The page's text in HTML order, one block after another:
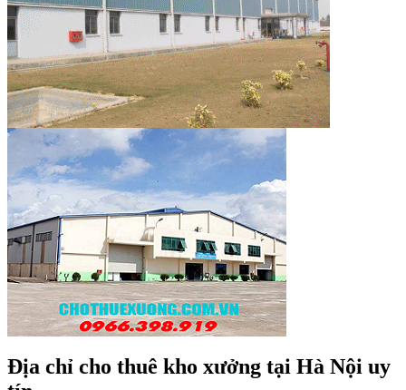
Địa chỉ cho thuê kho xưởng tại Hà Nội uy